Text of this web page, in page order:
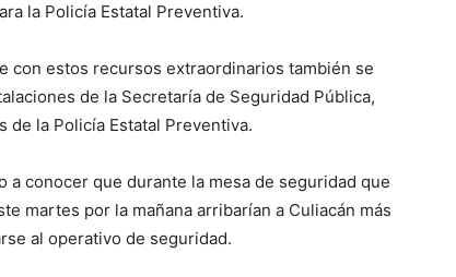
la Policía Estatal Preventiva.
con estos recursos extraordinarios también se
de la Secretaría de Seguridad Pública,
la Policía Estatal Preventiva.
conocer que durante la mesa de seguridad que
martes por la mañana arribarían a Culiacán más
al operativo de seguridad.